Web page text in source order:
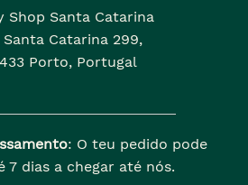
Shop Santa Catarina
Santa Catarina 299,
Porto, Portugal
: O teu pedido pode
7 dias a chegar até nós.